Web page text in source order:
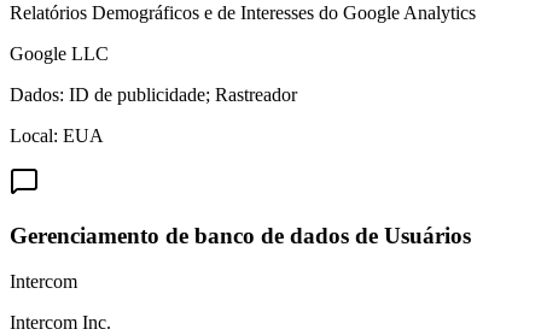
Relatórios Demográficos e de Interesses do Google Analytics
Google LLC
Dados: ID de publicidade; Rastreador
Local: EUA
Gerenciamento de banco de dados de Usuários
Intercom
Intercom Inc.